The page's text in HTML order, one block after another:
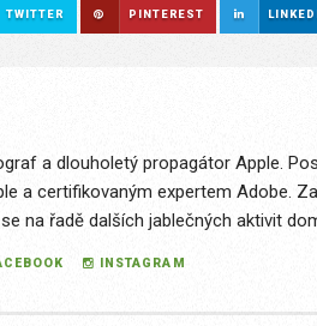
TWITTER PINTEREST
a dlouholetý propagátor Apple.
a certifikovaným expertem Adobe.
na řadě dalších jablečných aktivit
INSTAGRAM